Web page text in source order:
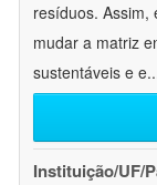
resíduos. Assim,
mudar a matriz
sustentáveis e e
Instituição/UF/